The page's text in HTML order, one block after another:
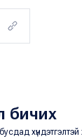
бичих